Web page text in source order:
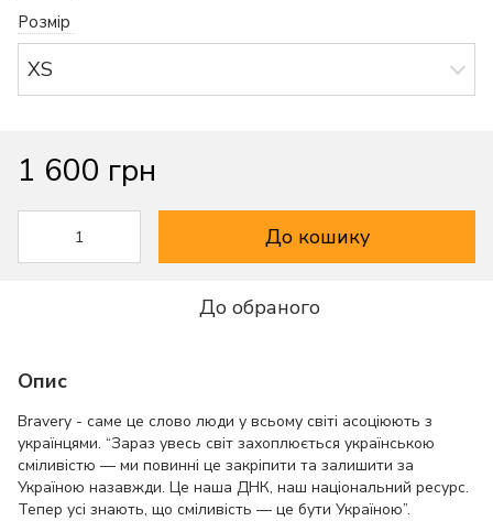
Розмір
XS
1 600 грн
До кошику
До обраного
Опис
Bravery - саме це слово люди у всьому світі асоціюють з
українцями. “Зараз увесь світ захоплюється українською
сміливістю — ми повинні це закріпити та залишити за
Україною назавжди. Це наша ДНК, наш національний ресурс.
Тепер усі знають, що сміливість — це бути Україною”.